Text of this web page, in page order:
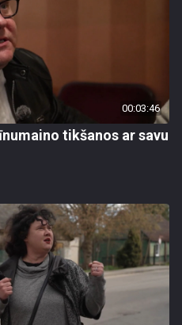
00:03:46
tikšanos ar savu